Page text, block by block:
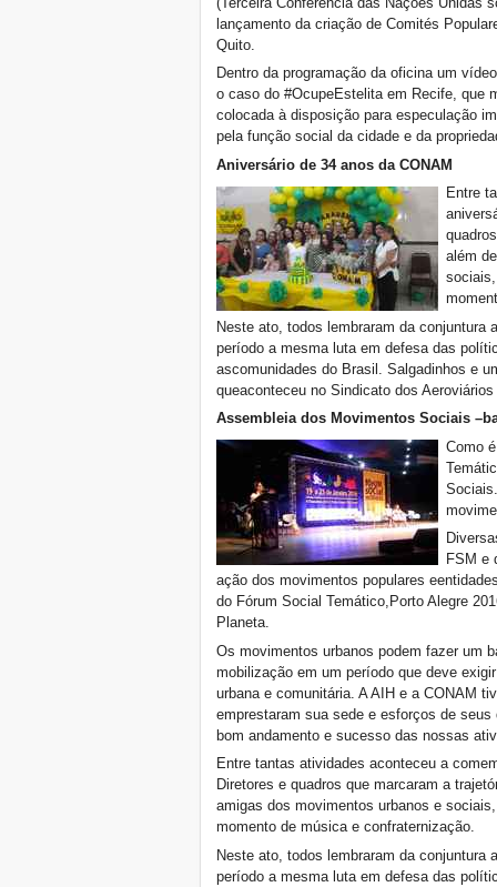
lançamento da criação de Comités
Quito.
Dentro da programação da oficina um
o caso do #OcupeEstelita em Recife, que
colocada à disposição para especulação
pela função social da cidade e da
Aniversário de 34 anos da CONAM
Entre
além
Neste ato, todos lembraram da conjuntura
período a mesma luta em defesa das
ascomunidades do Brasil. Salgadinhos e
queaconteceu no Sindicato dos
Assembleia dos Movimentos Sociais
Como
FSM e
ação dos movimentos populares
do Fórum Social Temático,Porto Alegre
Planeta.
Os movimentos urbanos podem fazer um
mobilização em um período que deve
urbana e comunitária. A AIH e a CONAM
emprestaram sua sede e esforços de
bom andamento e sucesso das nossas
Entre tantas atividades aconteceu a
Diretores e quadros que marcaram a
amigas dos movimentos urbanos e
momento de música e confraternização.
Neste ato, todos lembraram da conjuntura
período a mesma luta em defesa das